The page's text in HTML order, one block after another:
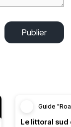
Publier
Guide
Le littoral sud